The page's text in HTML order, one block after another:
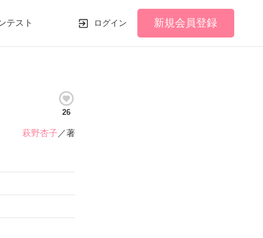
テスト ログイン 新規会員登録
26
萩野杏子 ／著